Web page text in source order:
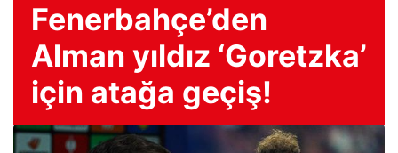
Fenerbahçe’den
Alman yıldız ‘Goretzka’
için atağa geçiş!